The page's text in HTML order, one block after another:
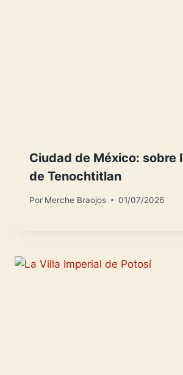
Ciudad de México: sobre
de Tenochtitlan
Por Merche Braojos 01/07/2026